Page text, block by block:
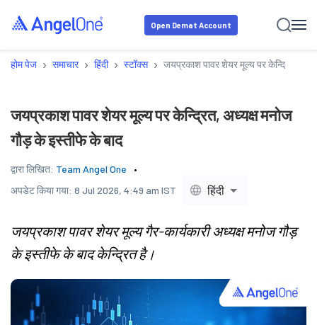
Open Demat Account
होम पेज › समाचार › हिंदी › स्टॉक्स › जयप्रकाश पावर शेयर मूल्य पर केन्द्रित,
जयप्रकाश पावर शेयर मूल्य पर केन्द्रित, अध्यक्ष मनोज
गौड़ के इस्तीफे के बाद
द्वारा लिखित: Team Angel One
अपडेट किया गया: 8 Jul 2026, 4:49 am IST हिंदी
जयप्रकाश पावर शेयर मूल्य गैर-कार्यकारी अध्यक्ष मनोज गौड़
के इस्तीफे के बाद केन्द्रित है।